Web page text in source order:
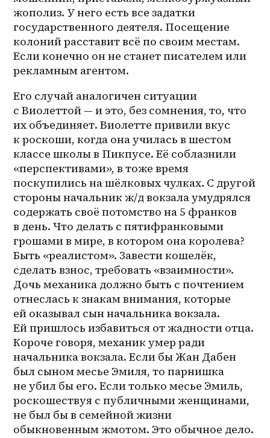
жополиз. У него есть все задатки
государственного деятеля. Посещение
колоний расставит всё по своим местам.
Если конечно он не станет писателем или
рекламным агентом.
Его случай аналогичен ситуации
с Виолеттой — и это, без сомнения, то, что
их объединяет. Виолетте привили вкус
к роскоши, когда она училась в шестом
классе школы в Пикпусе. Её соблазнили
«перспективами», в тоже время
поскупились на шёлковых чулках. С другой
стороны начальник ж/д вокзала умудрялся
содержать своё потомство на 5 франков
в день. Что делать с пятифранковыми
грошами в мире, в котором она королева?
Быть «реалистом». Завести кошелёк,
сделать взнос, требовать «взаимности».
Дочь механика должно быть с почтением
отнеслась к знакам внимания, которые
ей оказывал сын начальника вокзала.
Ей пришлось избавиться от жадности отца.
Короче говоря, механик умер ради
начальника вокзала. Если бы Жан Дабен
был сыном месье Эмиля, то парнишка
не убил бы его. Если только месье Эмиль,
роскошествуя с публичными женщинами,
не был бы в семейной жизни
обыкновенным жмотом. Это обычное дело.